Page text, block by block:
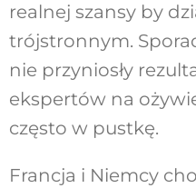
realnej szansy by
trójstronnym.
nie przyniosły
ekspertów na
często w pustkę.
Francja i Niemcy